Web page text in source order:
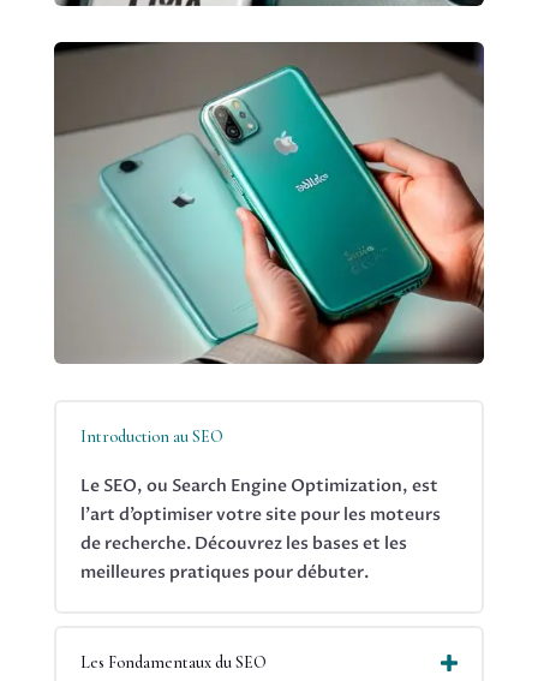
Introduction au SEO
Le SEO, ou Search Engine Optimization, est
l’art d’optimiser votre site pour les moteurs
de recherche. Découvrez les bases et les
meilleures pratiques pour débuter.
Les Fondamentaux du SEO